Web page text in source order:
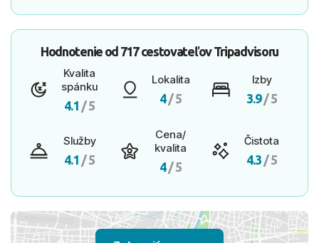
Hodnotenie od 717 cestovateľovTripadvisoru
Kvalita
spánku
4.1 / 5
Lokalita
4/ 5
Izby
3.9/ 5
Služby
4.1 / 5
Cena/
kvalita
4/ 5
Čistota
4.3 / 5